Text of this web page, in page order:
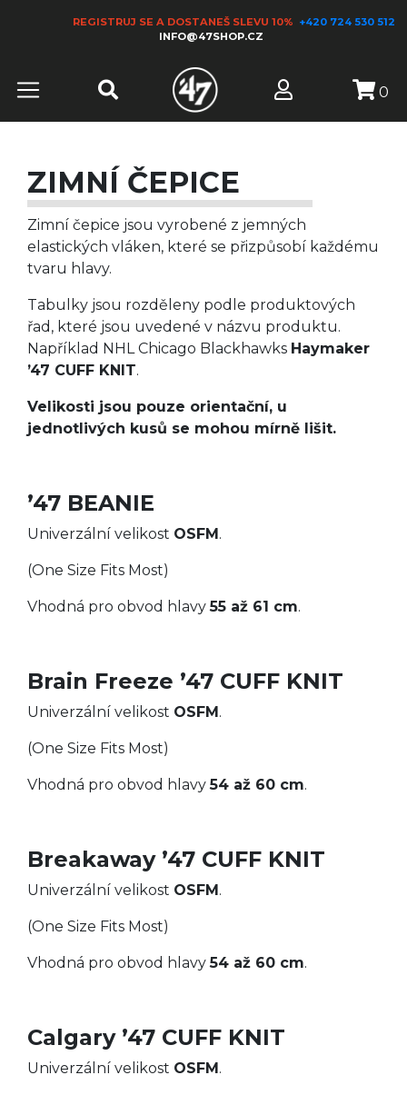
REGISTRUJ SE A DOSTANEŠ SLEVU 10% +420 724 530 512
INFO@47SHOP.CZ
0
ZIMNÍ ČEPICE
Zimní čepice jsou vyrobené z jemných
elastických vláken, které se přizpůsobí každému
tvaru hlavy.
Tabulky jsou rozděleny podle produktových
řad, které jsou uvedené v názvu produktu.
Například NHL Chicago Blackhawks Haymaker
’47 CUFF KNIT.
Velikosti jsou pouze orientační, u
jednotlivých kusů se mohou mírně lišit.
’47 BEANIE
Univerzální velikost OSFM.
(One Size Fits Most)
Vhodná pro obvod hlavy55 až 61 cm.
Brain Freeze ’47 CUFF KNIT
Univerzální velikost OSFM.
(One Size Fits Most)
Vhodná pro obvod hlavy54 až 60 cm.
Breakaway ’47 CUFF KNIT
Univerzální velikost OSFM.
(One Size Fits Most)
Vhodná pro obvod hlavy54 až 60 cm.
Calgary ’47 CUFF KNIT
Univerzální velikost OSFM.